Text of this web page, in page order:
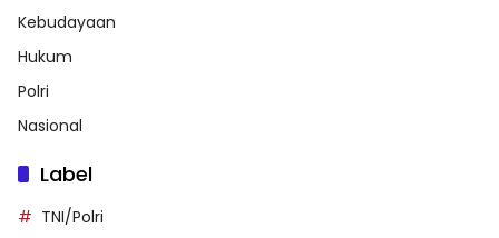
Kebudayaan
Hukum
Polri
Nasional
Label
TNI/Polri